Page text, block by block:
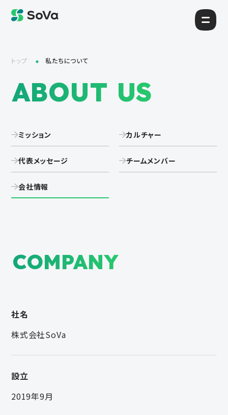
ABOUT US
トップ 私たちについて
ミッション カルチャー
代表メッセージ チームメンバー
会社情報
COMPANY
社名
株式会社SoVa
設立
2019年9月